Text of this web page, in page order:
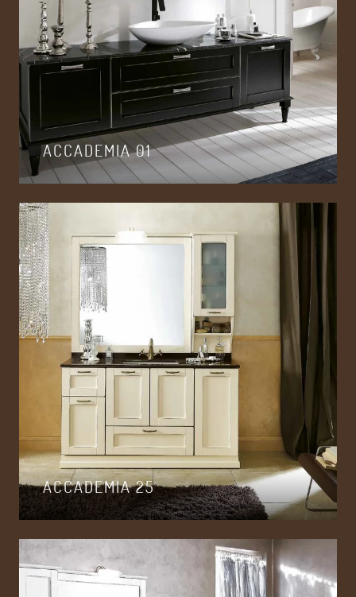
ACCADEMIA 01
ACCADEMIA 25